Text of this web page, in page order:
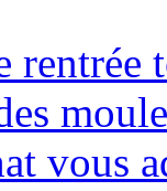
rentrée
vous